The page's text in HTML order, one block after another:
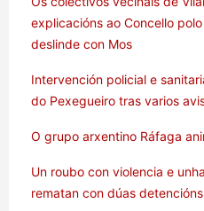
explicacións ao Concello
deslinde con Mos
Intervención policial e
do Pexegueiro tras varios
O grupo arxentino Ráfaga
Un roubo con violencia e
rematan con dúas